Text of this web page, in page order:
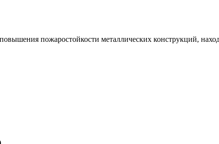
пожаростойкости металлических конструкций,